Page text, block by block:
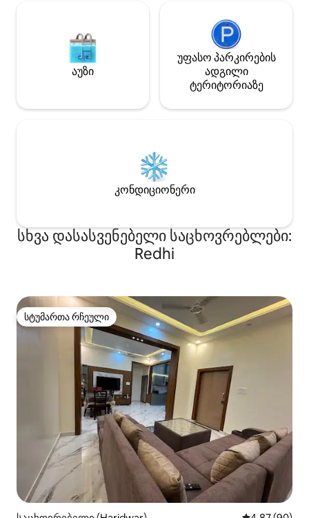
აუზი
უფასო პარკირების
ადგილი
ტერიტორიაზე
კონდიციონერი
სხვა დასასვენებელი საცხოვრებლები:
Redhi
სტუმართა რჩეული
სტუმართა რჩეული